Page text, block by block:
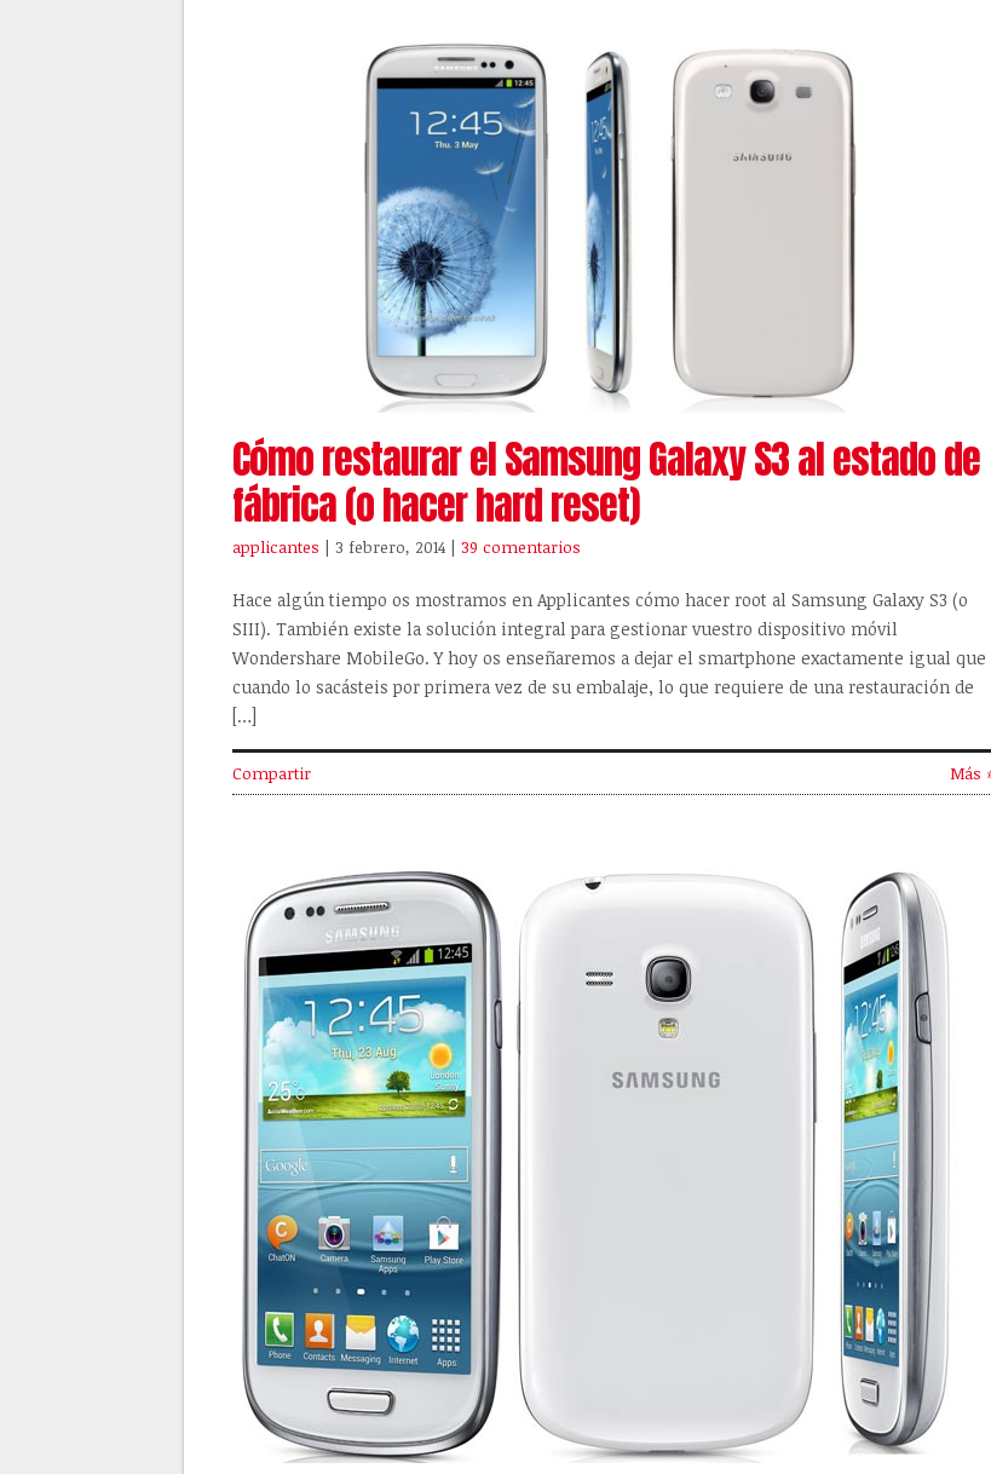
Cómo restaurar el Samsung Galaxy S3 al estado de
fábrica (o hacer hard reset)
applicantes | 3 febrero, 2014 | 39 comentarios
Hace algún tiempo os mostramos en Applicantes cómo hacer root al Samsung Galaxy S3 (o
SIII). También existe la solución integral para gestionar vuestro dispositivo móvil
Wondershare MobileGo. Y hoy os enseñaremos a dejar el smartphone exactamente igual que
cuando lo sacásteis por primera vez de su embalaje, lo que requiere de una restauración de
[…]
Compartir Más